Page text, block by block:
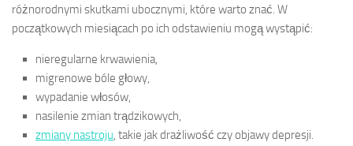
różnorodnymi skutkami ubocznymi, które warto znać. W
początkowych miesiącach po ich odstawieniu mogą wystąpić:
nieregularne krwawienia,
migrenowe bóle głowy,
wypadanie włosów,
nasilenie zmian trądzikowych,
zmiany nastroju, takie jak drażliwość czy objawy depresji.